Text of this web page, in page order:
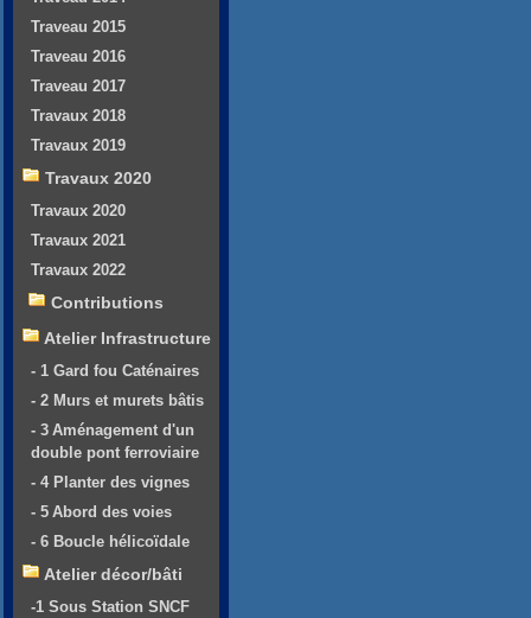
Traveau 2015
Traveau 2016
Traveau 2017
Travaux 2018
Travaux 2019
Travaux 2020
Travaux 2020
Travaux 2021
Travaux 2022
Contributions
Atelier Infrastructure
- 1 Gard fou Caténaires
- 2 Murs et murets bâtis
- 3 Aménagement d'un
double pont ferroviaire
- 4 Planter des vignes
- 5 Abord des voies
- 6 Boucle hélicoïdale
Atelier décor/bâti
-1 Sous Station SNCF